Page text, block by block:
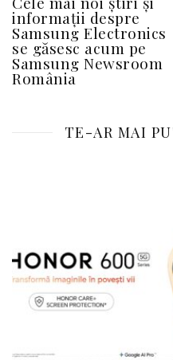
informații despre
Samsung Electronics
se găsesc acum pe
Samsung Newsroom
România
TE-AR MAI